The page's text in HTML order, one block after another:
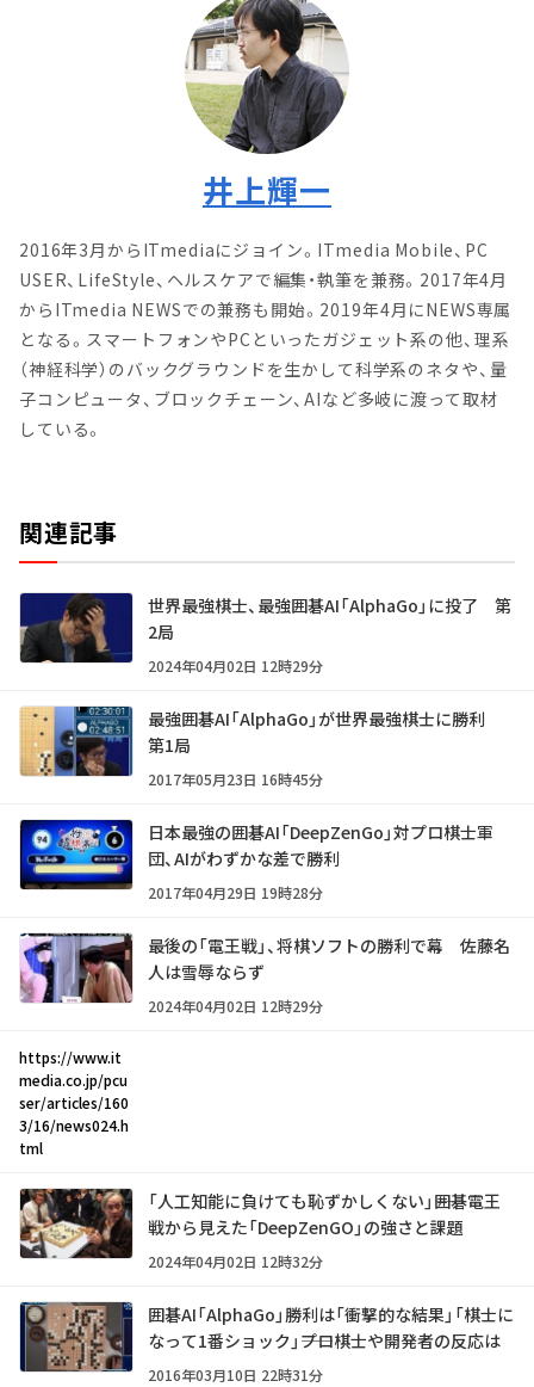
井上輝一
2016年3月からITmediaにジョイン。ITmedia Mobile、PC
USER、LifeStyle、ヘルスケアで編集・執筆を兼務。2017年4月
からITmedia NEWSでの兼務も開始。2019年4月にNEWS専属
となる。スマートフォンやPCといったガジェット系の他、理系
（神経科学）のバックグラウンドを生かして科学系のネタや、量
子コンピュータ、ブロックチェーン、AIなど多岐に渡って取材
している。
関連記事
世界最強棋士、最強囲碁AI「AlphaGo」に投了 第
2局
2024年04月02日 12時29分
最強囲碁AI「AlphaGo」が世界最強棋士に勝利
第1局
2017年05月23日 16時45分
日本最強の囲碁AI「DeepZenGo」対プロ棋士軍
団、AIがわずかな差で勝利
2017年04月29日 19時28分
最後の「電王戦」、将棋ソフトの勝利で幕 佐藤名
人は雪辱ならず
2024年04月02日 12時29分
https://www.it
media.co.jp/pcu
ser/articles/160
3/16/news024.h
tml
「人工知能に負けても恥ずかしくない」――囲碁電王
戦から見えた「DeepZenGO」の強さと課題
2024年04月02日 12時32分
囲碁AI「AlphaGo」勝利は「衝撃的な結果」「棋士に
なって1番ショック」――プロ棋士や開発者の反応は
2016年03月10日 22時31分